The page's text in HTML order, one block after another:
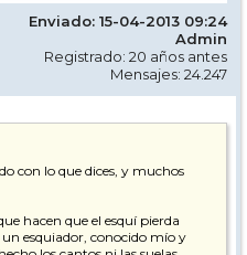
Enviado: 15-04-2013 09:24
Admin
Registrado: 20 años antes
Mensajes: 24.247
con lo que dices, y muchos
hacen que el esquí pierda
un esquiador, conocido mío y